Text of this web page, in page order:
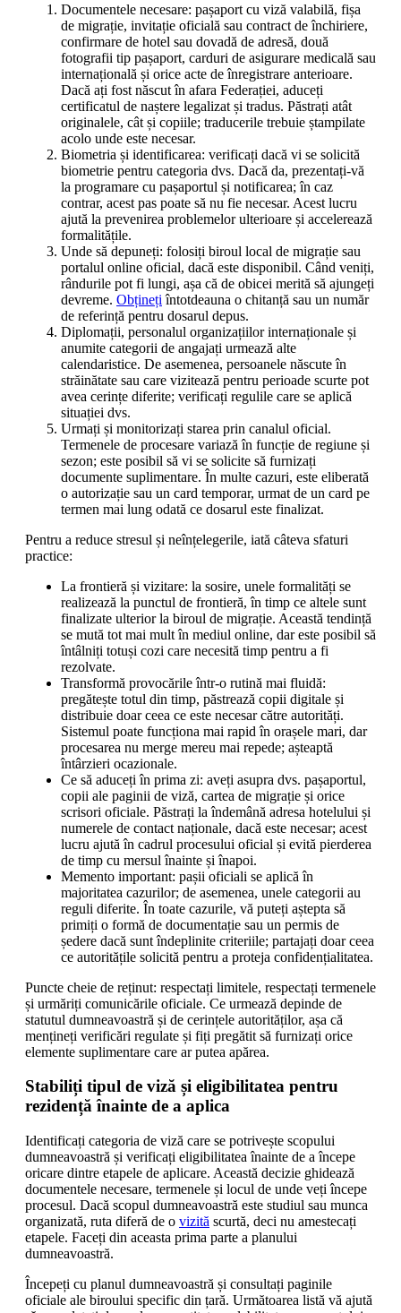
Documentele necesare: pașaport cu viză valabilă, fișa
de migrație, invitație oficială sau contract de închiriere,
confirmare de hotel sau dovadă de adresă, două
fotografii tip pașaport, carduri de asigurare medicală sau
internațională și orice acte de înregistrare anterioare.
Dacă ați fost născut în afara Federației, aduceți
certificatul de naștere legalizat și tradus. Păstrați atât
originalele, cât și copiile; traducerile trebuie ștampilate
acolo unde este necesar.
Biometria și identificarea: verificați dacă vi se solicită
biometrie pentru categoria dvs. Dacă da, prezentați-vă
la programare cu pașaportul și notificarea; în caz
contrar, acest pas poate să nu fie necesar. Acest lucru
ajută la prevenirea problemelor ulterioare și accelerează
formalitățile.
Unde să depuneți: folosiți biroul local de migrație sau
portalul online oficial, dacă este disponibil. Când veniți,
rândurile pot fi lungi, așa că de obicei merită să ajungeți
devreme. Obțineți întotdeauna o chitanță sau un număr
de referință pentru dosarul depus.
Diplomații, personalul organizațiilor internaționale și
anumite categorii de angajați urmează alte
calendaristice. De asemenea, persoanele născute în
străinătate sau care vizitează pentru perioade scurte pot
avea cerințe diferite; verificați regulile care se aplică
situației dvs.
Urmați și monitorizați starea prin canalul oficial.
Termenele de procesare variază în funcție de regiune și
sezon; este posibil să vi se solicite să furnizați
documente suplimentare. În multe cazuri, este eliberată
o autorizație sau un card temporar, urmat de un card pe
termen mai lung odată ce dosarul este finalizat.
Pentru a reduce stresul și neînțelegerile, iată câteva sfaturi
practice:
La frontieră și vizitare: la sosire, unele formalități se
realizează la punctul de frontieră, în timp ce altele sunt
finalizate ulterior la biroul de migrație. Această tendință
se mută tot mai mult în mediul online, dar este posibil să
întâlniți totuși cozi care necesită timp pentru a fi
rezolvate.
Transformă provocările într-o rutină mai fluidă:
pregătește totul din timp, păstrează copii digitale și
distribuie doar ceea ce este necesar către autorități.
Sistemul poate funcționa mai rapid în orașele mari, dar
procesarea nu merge mereu mai repede; așteaptă
întârzieri ocazionale.
Ce să aduceți în prima zi: aveți asupra dvs. pașaportul,
copii ale paginii de viză, cartea de migrație și orice
scrisori oficiale. Păstrați la îndemână adresa hotelului și
numerele de contact naționale, dacă este necesar; acest
lucru ajută în cadrul procesului oficial și evită pierderea
de timp cu mersul înainte și înapoi.
Memento important: pașii oficiali se aplică în
majoritatea cazurilor; de asemenea, unele categorii au
reguli diferite. În toate cazurile, vă puteți aștepta să
primiți o formă de documentație sau un permis de
ședere dacă sunt îndeplinite criteriile; partajați doar ceea
ce autoritățile solicită pentru a proteja confidențialitatea.
Puncte cheie de reținut: respectați limitele, respectați termenele
și urmăriți comunicările oficiale. Ce urmează depinde de
statutul dumneavoastră și de cerințele autorităților, așa că
mențineți verificări regulate și fiți pregătit să furnizați orice
elemente suplimentare care ar putea apărea.
Stabiliți tipul de viză și eligibilitatea pentru
rezidență înainte de a aplica
Identificați categoria de viză care se potrivește scopului
dumneavoastră și verificați eligibilitatea înainte de a începe
oricare dintre etapele de aplicare. Această decizie ghidează
documentele necesare, termenele și locul de unde veți începe
procesul. Dacă scopul dumneavoastră este studiul sau munca
organizată, ruta diferă de o vizită scurtă, deci nu amestecați
etapele. Faceți din aceasta prima parte a planului
dumneavoastră.
Începeți cu planul dumneavoastră și consultați paginile
oficiale ale biroului specific din țară. Următoarea listă vă ajută